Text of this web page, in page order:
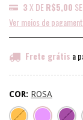
3X DE R$5,00
Ver meios de
Frete grátis a
COR: ROSA